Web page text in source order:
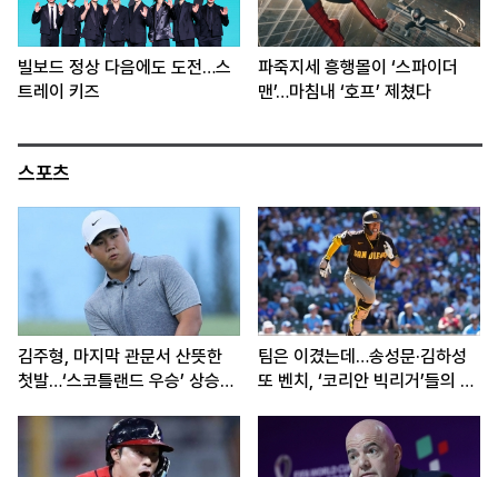
빌보드 정상 다음에도 도전…스
트레이 키즈
파죽지세 흥행몰이 ‘스파이더
맨’…마침내 ‘호프’ 제쳤다
스포츠
김주형, 마지막 관문서 산뜻한
첫발…‘스코틀랜드 우승’ 상승세
팀은 이겼는데…송성문·김하성
또 벤치, ‘코리안 빅리거’들의 고